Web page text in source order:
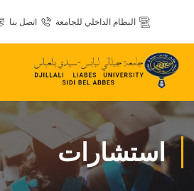
النظام الداخلي للجامعة اتصل بنا
استشارات